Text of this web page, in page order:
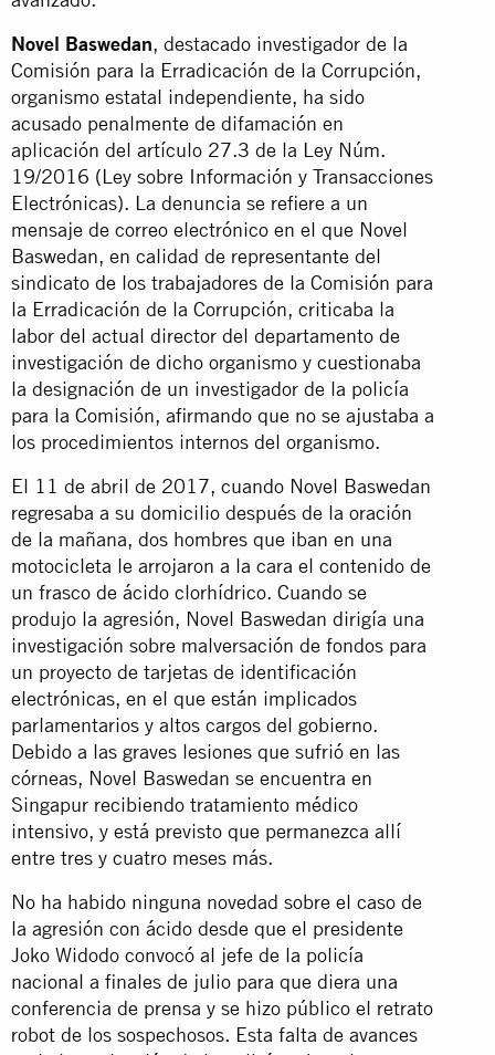
Novel Baswedan, destacado investigador de la
Comisión para la Erradicación de la Corrupción,
organismo estatal independiente, ha sido
acusado penalmente de difamación en
aplicación del artículo 27.3 de la Ley Núm.
19/2016 (Ley sobre Información y Transacciones
Electrónicas). La denuncia se refiere a un
mensaje de correo electrónico en el que Novel
Baswedan, en calidad de representante del
sindicato de los trabajadores de la Comisión para
la Erradicación de la Corrupción, criticaba la
labor del actual director del departamento de
investigación de dicho organismo y cuestionaba
la designación de un investigador de la policía
para la Comisión, afirmando que no se ajustaba a
los procedimientos internos del organismo.
El 11 de abril de 2017, cuando Novel Baswedan
regresaba a su domicilio después de la oración
de la mañana, dos hombres que iban en una
motocicleta le arrojaron a la cara el contenido de
un frasco de ácido clorhídrico. Cuando se
produjo la agresión, Novel Baswedan dirigía una
investigación sobre malversación de fondos para
un proyecto de tarjetas de identificación
electrónicas, en el que están implicados
parlamentarios y altos cargos del gobierno.
Debido a las graves lesiones que sufrió en las
córneas, Novel Baswedan se encuentra en
Singapur recibiendo tratamiento médico
intensivo, y está previsto que permanezca allí
entre tres y cuatro meses más.
No ha habido ninguna novedad sobre el caso de
la agresión con ácido desde que el presidente
Joko Widodo convocó al jefe de la policía
nacional a finales de julio para que diera una
conferencia de prensa y se hizo público el retrato
robot de los sospechosos. Esta falta de avances